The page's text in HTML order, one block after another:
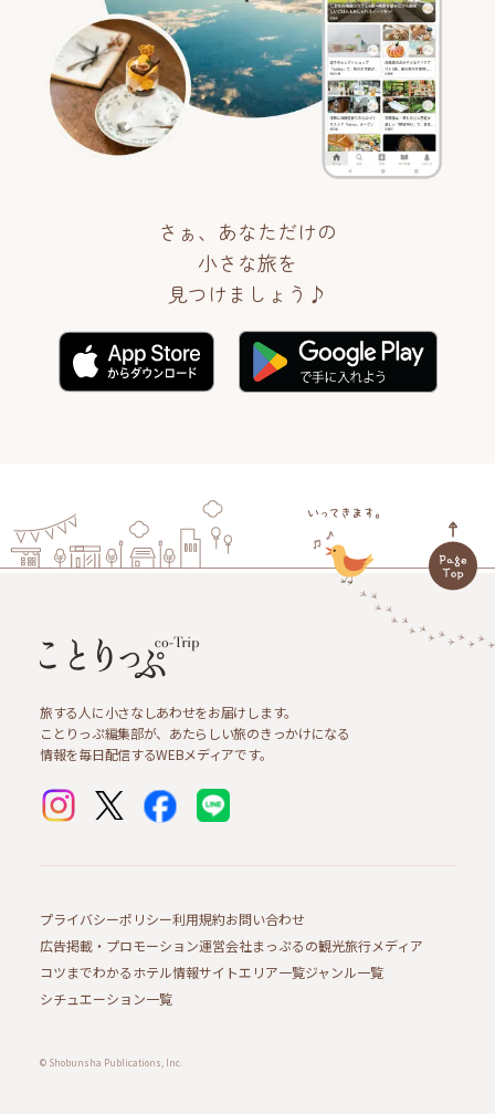
さぁ、あなただけの
小さな旅を
見つけましょう♪
旅する人に小さなしあわせをお届けします。
ことりっぷ編集部が、あたらしい旅のきっかけになる
情報を毎日配信するWEBメディアです。
プライバシーポリシー利用規約お問い合わせ
広告掲載・プロモーション運営会社まっぷるの観光旅行メディア
コツまでわかるホテル情報サイトエリア一覧ジャンル一覧
シチュエーション一覧
© Shobunsha Publications, Inc.